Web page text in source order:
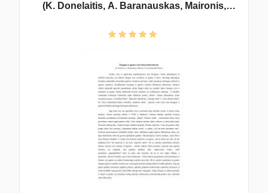
(K. Donelaitis, A. Baranauskas, Maironis,